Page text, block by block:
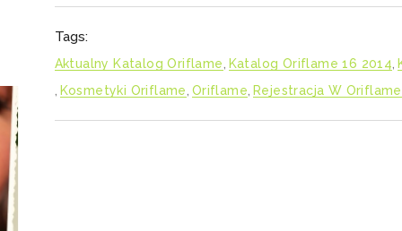
Tags:
Aktualny Katalog Oriflame, Katalog Oriflame 16 2014,
, Kosmetyki Oriflame, Oriflame, Rejestracja W Oriflame